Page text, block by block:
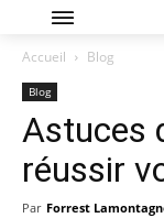
Accueil Blog
Blog
Astuces
réussir
Par Forrest